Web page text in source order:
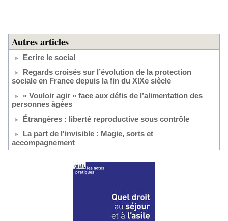
Autres articles
Ecrire le social
Regards croisés sur l’évolution de la protection
sociale en France depuis la fin du XIXe siècle
« Vouloir agir » face aux défis de l’alimentation des
personnes âgées
Étrangères : liberté reproductive sous contrôle
La part de l'invisible : Magie, sorts et
accompagnement